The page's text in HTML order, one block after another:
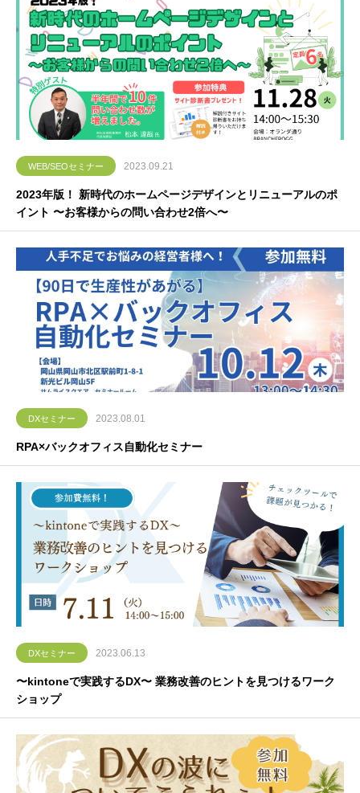
WEB/SEOセミナー 2023.09.21
2023年版！ 新時代のホームページデザインとリニューアルのポ
イント 〜お客様からの問い合わせ2倍へ〜
DXセミナー 2023.08.01
RPA×バックオフィス自動化セミナー
DXセミナー 2023.06.13
〜kintoneで実践するDX〜 業務改善のヒントを見つけるワーク
ショップ